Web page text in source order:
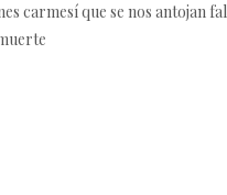
carmesí que se nos antojan